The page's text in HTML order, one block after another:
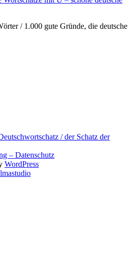
/ 1.000 gute Gründe, die deutsche
/ der Schatz der
– Datenschutz
WordPress